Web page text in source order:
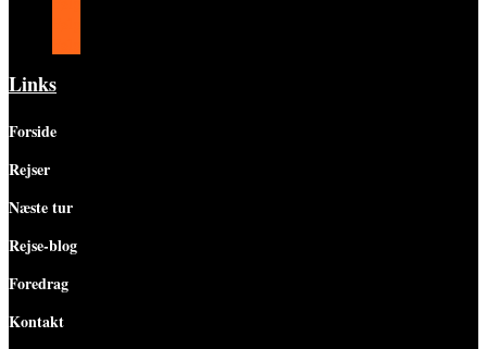
Links
Forside
Rejser
Næste tur
Rejse-blog
Foredrag
Kontakt